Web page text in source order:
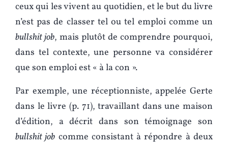
ceux qui les vivent au quotidien, et le but du livre
n’est pas de classer tel ou tel emploi comme un
bullshit job, mais plutôt de comprendre pourquoi,
dans tel contexte, une personne va considérer
que son emploi est « à la con ».
Par exemple, une réceptionniste, appelée Gerte
dans le livre (p. 71), travaillant dans une maison
d’édition, a décrit dans son témoignage son
bullshit job comme consistant à répondre à deux